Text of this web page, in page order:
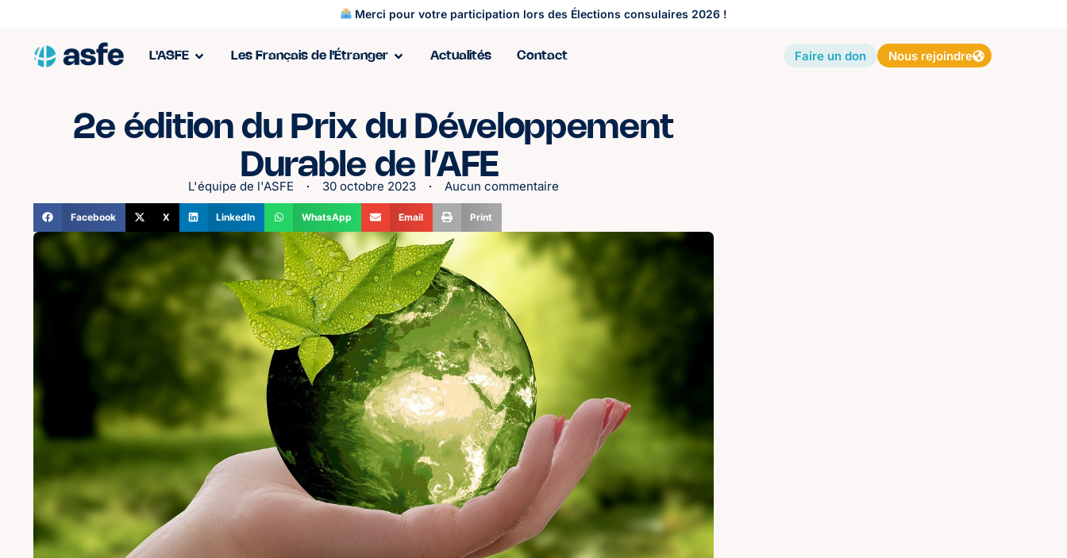
Merci pour votre participation lors des Élections consulaires 2026 !
L'ASFE Les Français de l'Étranger Actualités Contact Faire un don Nous rejoindre
2e édition du Prix du Développement
Durable de l’AFE
L'équipe de l'ASFE 30 octobre 2023 Aucun commentaire
Facebook X LinkedIn WhatsApp Email Print